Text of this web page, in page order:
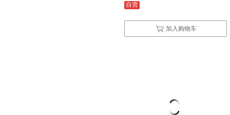
自营
加入购物车